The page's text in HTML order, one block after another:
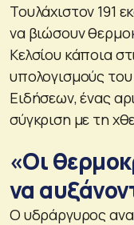
Τουλάχιστον 191
να βιώσουν
Κελσίου κάποια
υπολογισμούς
Ειδήσεων, ένας
σύγκριση με τη
«Οι
να
Ο υδράργυρος